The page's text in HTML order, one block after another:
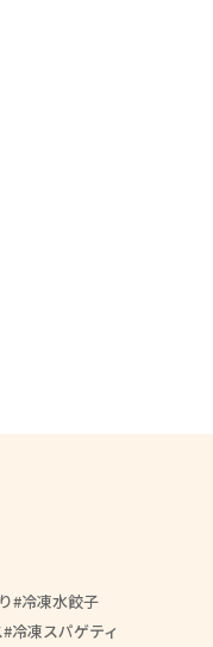
冷凍水餃子
冷凍スパゲティ